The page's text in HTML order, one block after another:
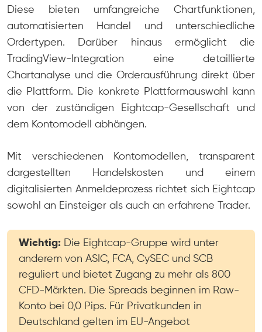
Diese bieten umfangreiche Chartfunktionen,
automatisierten Handel und unterschiedliche
Ordertypen. Darüber hinaus ermöglicht die
TradingView-Integration eine detaillierte
Chartanalyse und die Orderausführung direkt über
die Plattform. Die konkrete Plattformauswahl kann
von der zuständigen Eightcap-Gesellschaft und
dem Kontomodell abhängen.
Mit verschiedenen Kontomodellen, transparent
dargestellten Handelskosten und einem
digitalisierten Anmeldeprozess richtet sich Eightcap
sowohl an Einsteiger als auch an erfahrene Trader.
Wichtig: Die Eightcap-Gruppe wird unter
anderem von ASIC, FCA, CySEC und SCB
reguliert und bietet Zugang zu mehr als 800
CFD-Märkten. Die Spreads beginnen im Raw-
Konto bei 0,0 Pips. Für Privatkunden in
Deutschland gelten im EU-Angebot